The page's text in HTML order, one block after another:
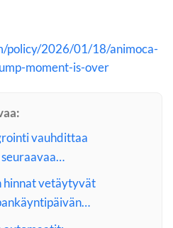
policy/2026/01/18/animoca-
moment-is-over
vauhdittaa
vetäytyvät